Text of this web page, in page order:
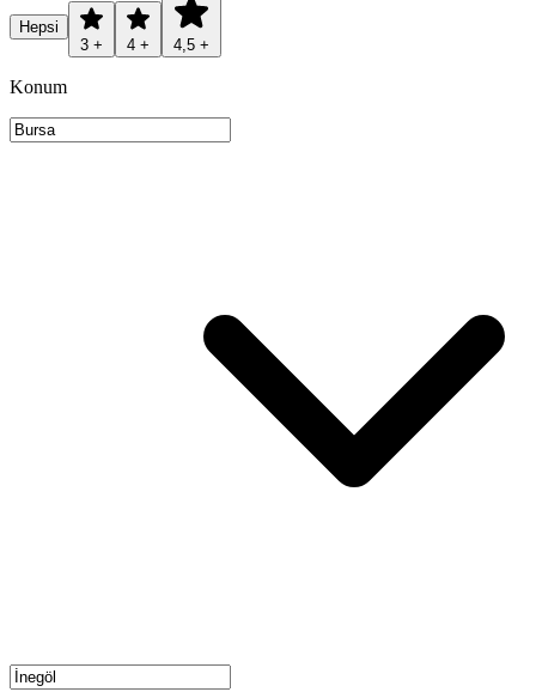
Hepsi
3 +
4 + 4,5 +
Konum